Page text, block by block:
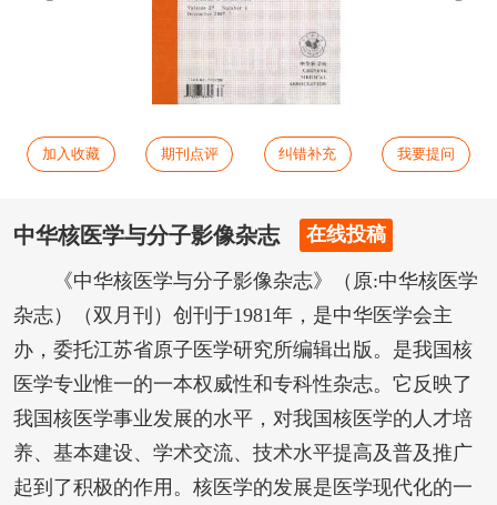
加入收藏 期刊点评 纠错补充 我要提问
中华核医学与分子影像杂志 在线投稿
《中华核医学与分子影像杂志》（原:中华核医学
杂志）（双月刊）创刊于1981年，是中华医学会主
办，委托江苏省原子医学研究所编辑出版。是我国核
医学专业惟一的一本权威性和专科性杂志。它反映了
我国核医学事业发展的水平，对我国核医学的人才培
养、基本建设、学术交流、技术水平提高及普及推广
起到了积极的作用。核医学的发展是医学现代化的一